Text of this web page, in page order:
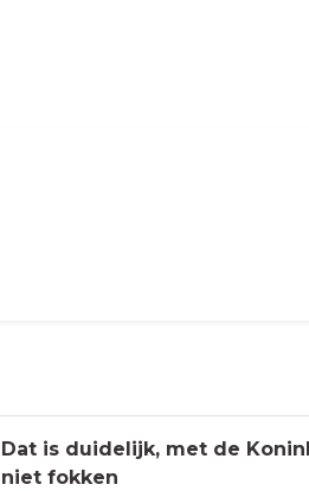
Dat is duidelijk, met de
niet fokken